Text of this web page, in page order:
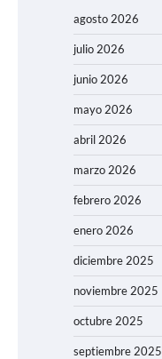
agosto 2026
julio 2026
junio 2026
mayo 2026
abril 2026
marzo 2026
febrero 2026
enero 2026
diciembre 2025
noviembre 2025
octubre 2025
septiembre 2025